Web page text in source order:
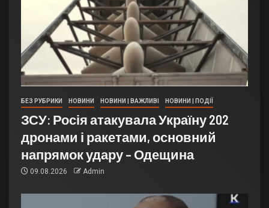
БЕЗ РУБРИКИ НОВИНИ НОВИНИ | ВАЖЛИВІ НОВИНИ | ПОДІЇ
ЗСУ: Росія атакувала Україну 202
дронами і ракетами, основний
напрямок удару – Одещина
09.08.2026 Admin